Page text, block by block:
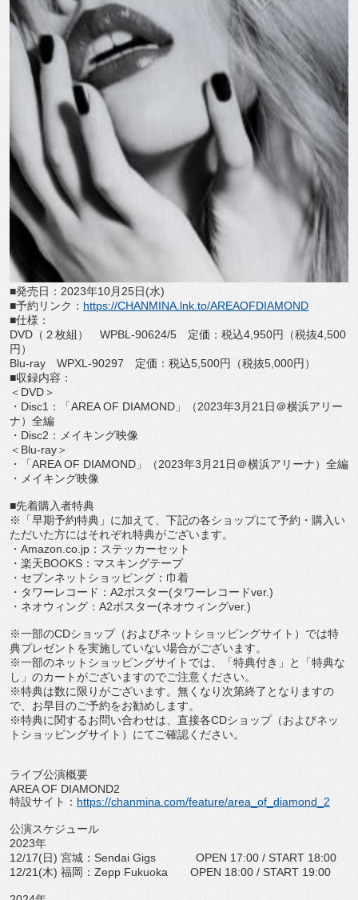
■発売日： 2023年10月 25日(水)
■予約リンク： https://CHANMINA.lnk. to/AREAOFDIAMOND
■仕様：
DVD （２枚組） WPBL-90624/5 定価：税込4,950円（税抜4,500
円）
Blu-ray
WPXL-90297 定価：税込5,500円（税抜5,000円）
■収録内容：
＜ DVD＞
・ Disc1 ：「AREA OF DIAMOND 」（2023年3 月 21 日＠横浜アリー
ナ）全編
・ Disc2 ：メイキング映像
＜ Blu-ray＞
・「AREA OF DIAMOND 」（2023年3 月 21 日＠横浜アリーナ）全編
・メイキング映像
■先着購入者特典
※「早期予約特典」に加えて、下記の各ショップにて予約・ 購入い
ただいた方にはそれぞれ特典がございます。
・ Amazon.co.jp ：ステッカーセット
・楽天BOOKS ：マスキングテープ
・セブンネットショッピング：巾着
・タワーレコード： A2ポスター(タワーレコードver.)
・ネオウィング： A2ポスター(ネオウィングver.)
※一部のCDショップ（およびネットショッピングサイト） では特
典プレゼントを実施していない場合がございます。
※一部のネットショッピングサイトでは、「特典付き」と「特典な
し」のカートがございますのでご注意ください。
※特典は数に限りがございます。 無くなり次第終了となりますの
で、 お早目のご予約をお勧めします。
※特典に関するお問い合わせは、直接各CDショップ（およびネッ
トショッピングサイト）にてご確認ください。
ライブ公演概要
AREA OF DIAMOND2
特設サイト： https://chanmina.com/feature/area_of_diamond_2
公演スケジュール
2023年
12/17(日) 宮城： Sendai Gigs
OPEN 17:00 / START 18:00
12/21(木) 福岡： Zepp Fukuoka OPEN 18:00 / START 19:00